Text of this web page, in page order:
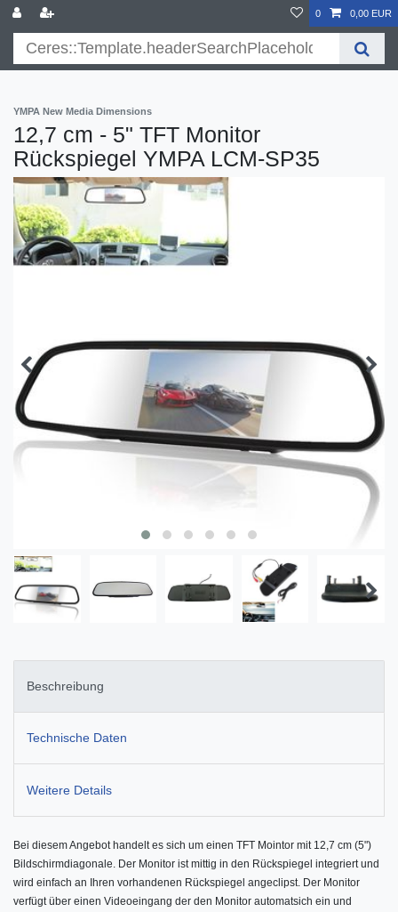
0 0,00 EUR
YMPA New Media Dimensions
12,7 cm - 5" TFT Monitor
Rückspiegel YMPA LCM-SP35
Beschreibung
Technische Daten
Weitere Details
Bei diesem Angebot handelt es sich um einen TFT Mointor mit 12,7 cm (5")
Bildschirmdiagonale. Der Monitor ist mittig in den Rückspiegel integriert und
wird einfach an Ihren vorhandenen Rückspiegel angeclipst. Der Monitor
verfügt über einen Videoeingang der den Monitor automatsich ein und